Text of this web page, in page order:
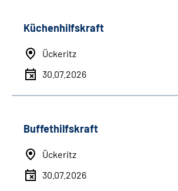
Küchenhilfskraft
Ückeritz
30.07.2026
Buffethilfskraft
Ückeritz
30.07.2026